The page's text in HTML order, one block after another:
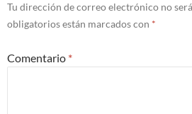
Tu dirección de correo electrónico no
obligatorios están marcados con *
Comentario *